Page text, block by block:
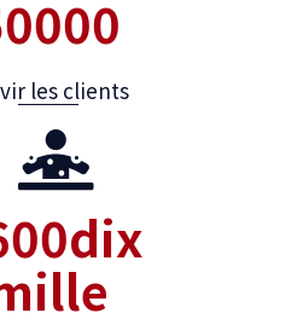
les clients
dix